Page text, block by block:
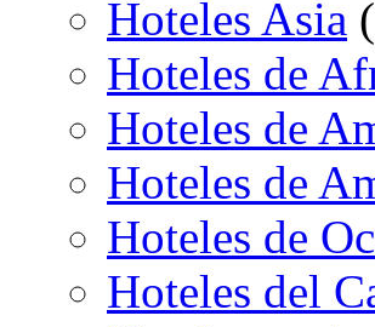
Hoteles Asia
Hoteles de
Hoteles de
Hoteles de
Hoteles de
Hoteles del